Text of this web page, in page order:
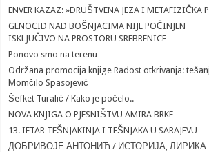
ENVER KAZAZ: »DRUŠTVENA JEZA I METAFIZIČKA
GENOCID NAD BOŠNJACIMA NIJE POČINJEN
ISKLJUČIVO NA PROSTORU SREBRENICE
Ponovo smo na terenu
Održana promocija knjige Radost otkrivanja:
Momčilo Spasojević
Šefket Turalić / Kako je počelo..
NOVA KNJIGA O PJESNIŠTVU AMIRA BRKE
13. IFTAR TEŠNJAKINJA I TEŠNJAKA U SARAJEVU
ДОБРИВОЈЕ АНТОНИЋ / ИСТОРИЈА, ЛИРИКА